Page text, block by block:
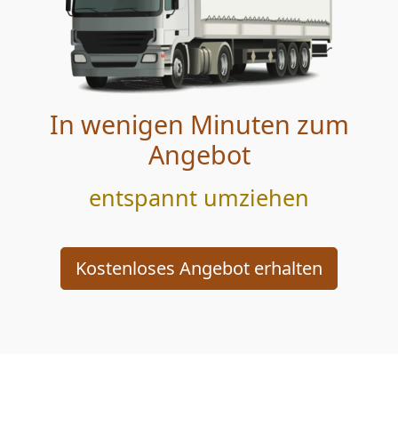
In wenigen Minuten zum
Angebot
entspannt umziehen
Kostenloses Angebot erhalten